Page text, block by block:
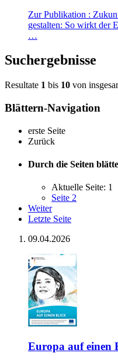
Zur Publikation :
gestalten: So wirkt der
…
Suchergebnisse
Resultate 1 bis 10 von
Blättern-Navigation
erste Seite
Zurück
Durch die Seiten
Aktuelle Seite: 1
Seite 2
Weiter
Letzte Seite
09.04.2026
Eu­ro­pa auf ei­nen